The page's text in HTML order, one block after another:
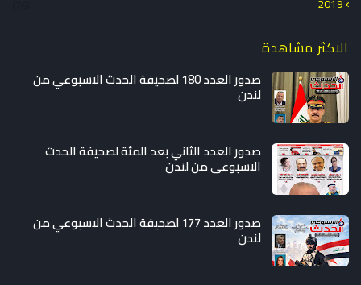
الاكثر مشاهدة
صدور العدد 180 لصحيفة الحدث الاسبوعي من
لندن
صدور العدد الثاني بعد المئة لصحيفة الحدث
الاسبوعي من لندن
صدور العدد 177 لصحيفة الحدث الاسبوعي من
لندن